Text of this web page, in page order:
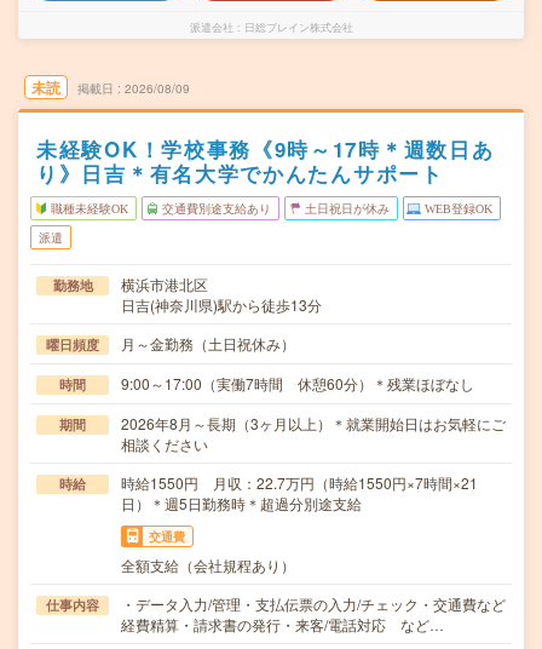
派遣会社 日総ブレイン株式会社
未読 掲載日 2026/08/09
未経験OK！学校事務《9時～17時＊週数日あ
り》日吉＊有名大学でかんたんサポート
職種未経験OK 交通費別途支給あり 土日祝日が休み WEB登録OK
派遣
勤務地
横浜市港北区
日吉(神奈川県)駅から徒歩13分
曜日頻度 月～金勤務（土日祝休み）
時間 9:00～17:00（実働7時間 休憩60分）＊残業ほぼなし
期間
2026年8月～長期（3ヶ月以上）＊就業開始日はお気軽にご
相談ください
時給
時給1550円 月収：22.7万円（時給1550円×7時間×21
日）＊週5日勤務時＊超過分別途支給
交通費
全額支給（会社規程あり）
仕事内容
・データ入力/管理・支払伝票の入力/チェック・交通費など
経費精算・請求書の発行・来客/電話対応 など…